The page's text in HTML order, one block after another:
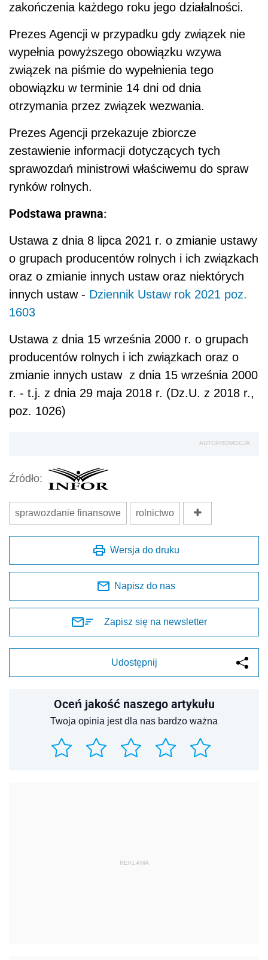
zakończenia każdego roku jego działalności.
Prezes Agencji w przypadku gdy związek nie
wypełnia powyższego obowiązku wzywa
związek na piśmie do wypełnienia tego
obowiązku w terminie 14 dni od dnia
otrzymania przez związek wezwania.
Prezes Agencji przekazuje zbiorcze
zestawienie informacji dotyczących tych
sprawozdań ministrowi właściwemu do spraw
rynków rolnych.
Podstawa prawna:
Ustawa z dnia 8 lipca 2021 r. o zmianie ustawy
o grupach producentów rolnych i ich związkach
oraz o zmianie innych ustaw oraz niektórych
innych ustaw - Dziennik Ustaw rok 2021 poz.
1603
Ustawa z dnia 15 września 2000 r. o grupach
producentów rolnych i ich związkach oraz o
zmianie innych ustaw z dnia 15 września 2000
r. - t.j. z dnia 29 maja 2018 r. (Dz.U. z 2018 r.,
poz. 1026)
AUTOPROMOCJA
Źródło:
sprawozdanie finansowe rolnictwo
Wersja do druku
Napisz do nas
Zapisz się na newsletter
Udostępnij
Oceń jakość naszego artykułu
Twoja opinia jest dla nas bardzo ważna
REKLAMA